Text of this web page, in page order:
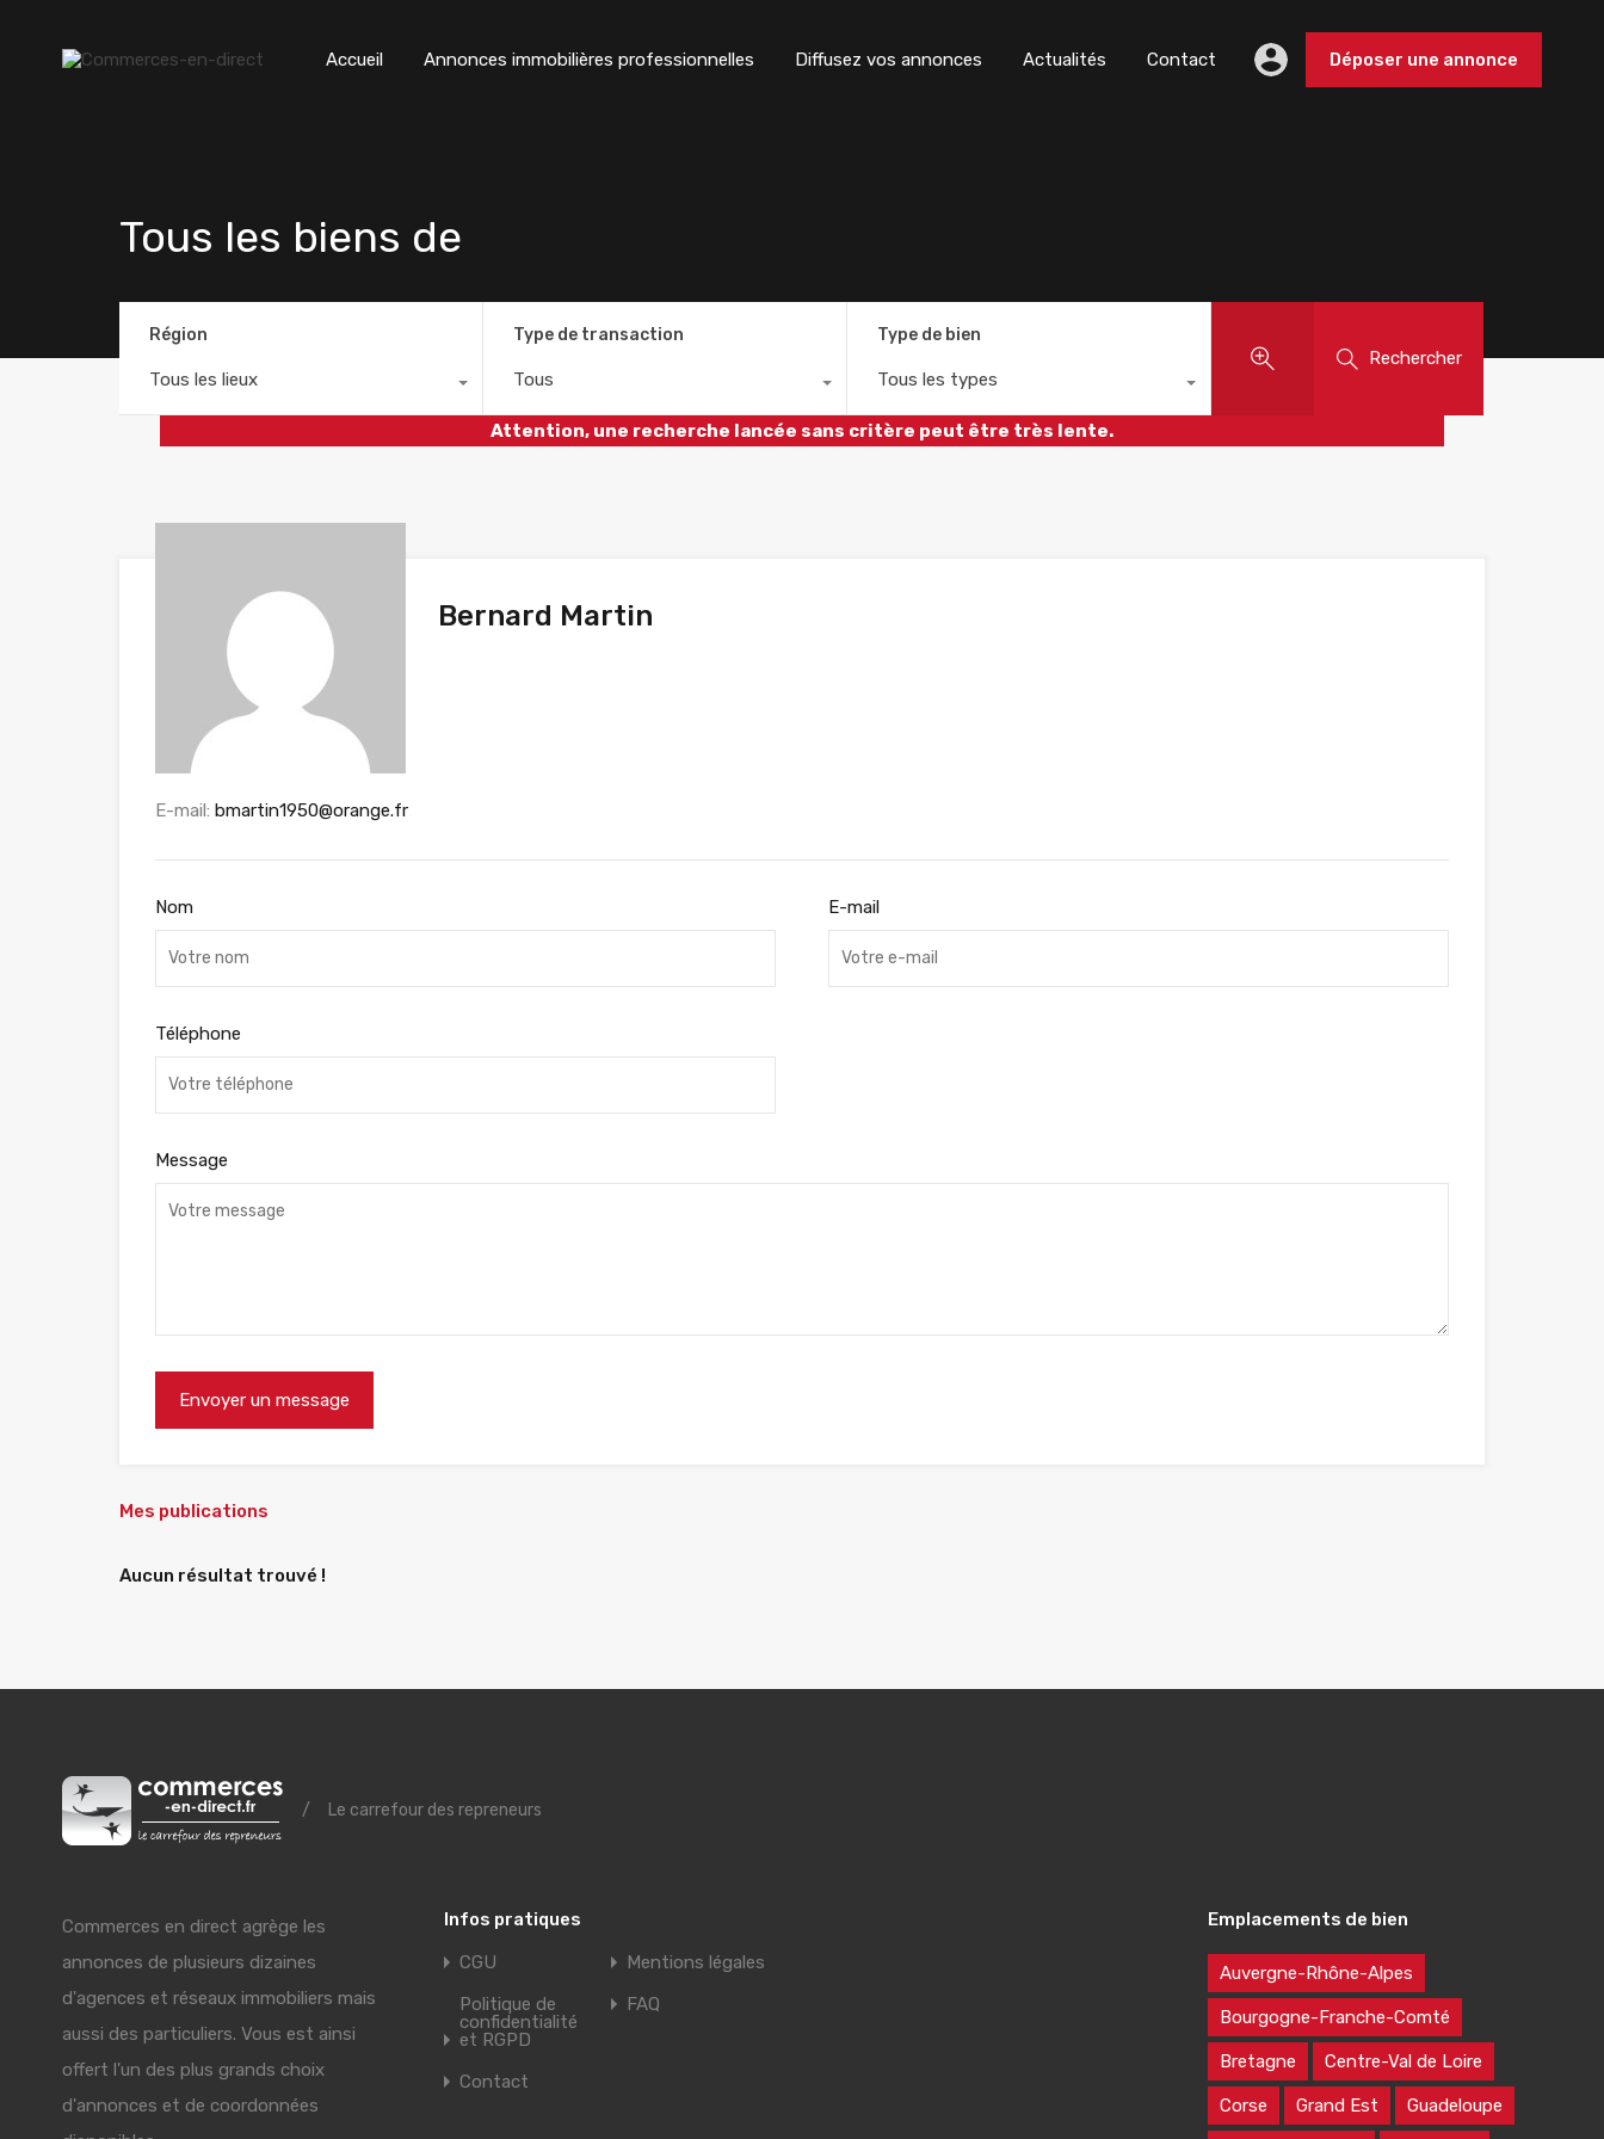
Accueil Annonces immobilières professionnelles Diffusez vos annonces Actualités Contact Déposer une annonce
Tous les biens de
Région
Tous les lieux
Type de transaction
Tous
Type de bien
Tous les types
Rechercher
Attention, une recherche lancée sans critère peut être très lente.
Bernard Martin
E-mail: bmartin1950@orange.fr
Nom E-mail
Téléphone
Message
Mes publications
Aucun résultat trouvé !
/ Le carrefour des repreneurs
Commerces en direct agrège les
annonces de plusieurs dizaines
d'agences et réseaux immobiliers mais
aussi des particuliers. Vous est ainsi
offert l'un des plus grands choix
d'annonces et de coordonnées
Infos pratiques
CGU
Mentions légales
Politique de
confidentialité
et RGPD
FAQ
Contact
Emplacements de bien
Auvergne-Rhône-Alpes
Bourgogne-Franche-Comté
Bretagne Centre-Val de Loire
Corse Grand Est Guadeloupe